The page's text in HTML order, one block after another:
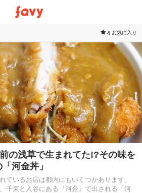
4 お気に入り
の浅草で生まれてた!?その味を
河金丼」​
ているお店は都内にもいくつかあります。
千束と入谷にある『河金』で出される「河